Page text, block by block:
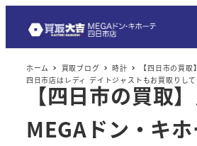
ホーム 買取ブログ 時計
【四日市の買
四日市店はレディ デイトジャストもお買取りし
【四日市の買取
MEGAドン・キ